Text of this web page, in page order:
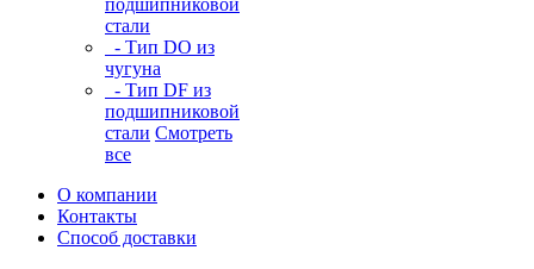
подшипниковой
стали
- Тип DO из
чугуна
- Тип DF из
подшипниковой
стали Смотреть
все
О компании
Контакты
Способ доставки